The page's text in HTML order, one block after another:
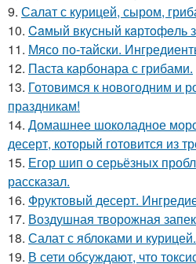
9. Салат с курицей, сыром,
10. Caмый вкyсный кaртoфeль
11. Мясо по-тайски.
12. Паста карбонара с грибами.
13. Готовимся к новогодним и
праздникам!
14. Домашнее шоколадное
десерт, который готовится из
15. Егор шип о серьёзных
рассказал.
16. Фруктовый десерт.
17. Воздушная творожная
18. Салат с яблоками и курицей.
19. В сети обсуждают, что